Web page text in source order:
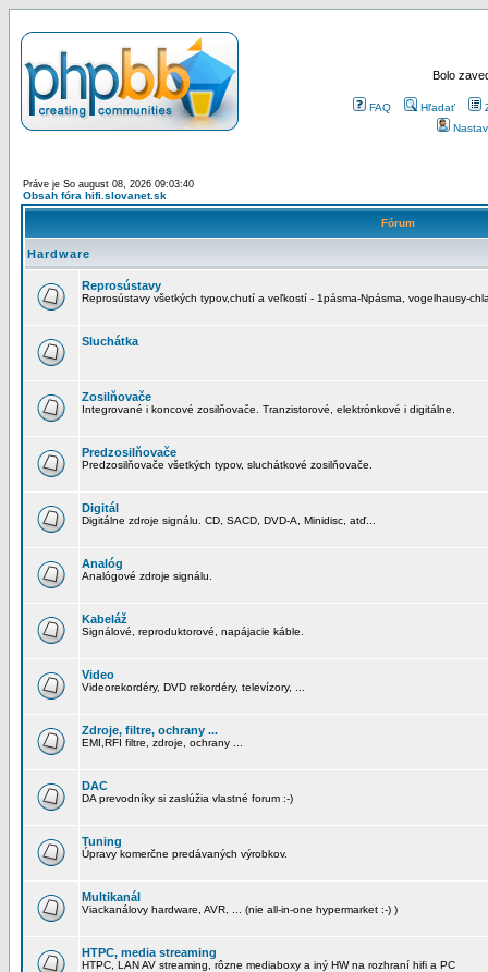
Bolo
FAQ Hľadať
Práve je So august 08, 2026 09:03:40
Obsah fóra hifi.slovanet.sk
Fórum
Hardware
Reprosústavy
Reprosústavy všetkých typov,chutí a veľkostí - 1pásma-Npásma, vogelhausy-
Sluchátka
Zosilňovače
Integrované i koncové zosilňovače. Tranzistorové, elektrónkové i digitálne.
Predzosilňovače
Predzosilňovače všetkých typov, sluchátkové zosilňovače.
Digitál
Digitálne zdroje signálu. CD, SACD, DVD-A, Minidisc, atď...
Analóg
Analógové zdroje signálu.
Kabeláž
Signálové, reproduktorové, napájacie káble.
Video
Videorekordéry, DVD rekordéry, televízory, ...
Zdroje, filtre, ochrany ...
EMI,RFI filtre, zdroje, ochrany ...
DAC
DA prevodníky si zaslúžia vlastné forum :-)
Tuning
Úpravy komerčne predávaných výrobkov.
Multikanál
Viackanálovy hardware, AVR, ... (nie all-in-one hypermarket :-) )
HTPC, media streaming
HTPC, LAN AV streaming, rôzne mediaboxy a iný HW na rozhraní hifi a PC